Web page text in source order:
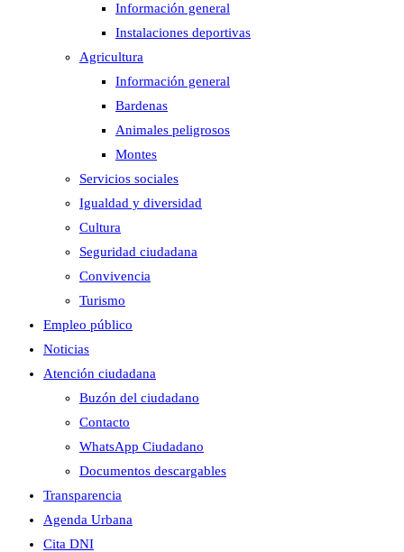
Información general
Instalaciones deportivas
Agricultura
Información general
Bardenas
Animales peligrosos
Montes
Servicios sociales
Igualdad y diversidad
Cultura
Seguridad ciudadana
Convivencia
Turismo
Empleo público
Noticias
Atención ciudadana
Buzón del ciudadano
Contacto
WhatsApp Ciudadano
Documentos descargables
Transparencia
Agenda Urbana
Cita DNI